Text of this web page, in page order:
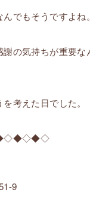
でもそうですよね
の気持ちが重要な
考えた日でした。
9